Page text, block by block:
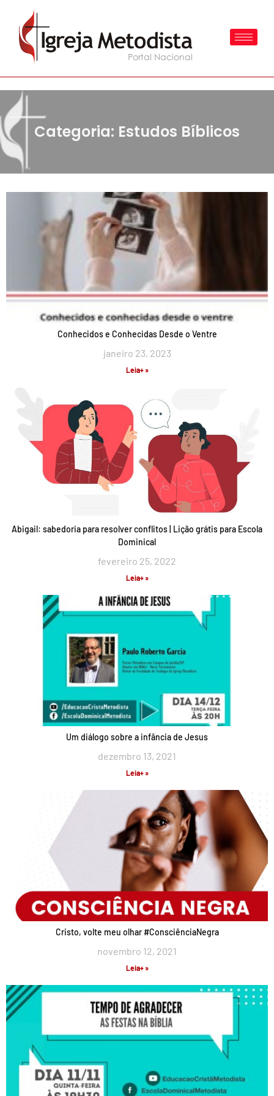
Categoria: Estudos Bíblicos
Conhecidos e Conhecidas Desde o Ventre
janeiro 23, 2023
Leia+ »
Abigail: sabedoria para resolver conflitos | Lição grátis para Escola
Dominical
fevereiro 25, 2022
Leia+ »
Um diálogo sobre a infância de Jesus
dezembro 13, 2021
Leia+ »
Cristo, volte meu olhar #ConsciênciaNegra
novembro 12, 2021
Leia+ »